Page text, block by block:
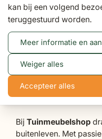
kan bij een volgend
teruggestuurd worden.
Meer informatie en
Weiger alles
Accepteer alles
Customer service
Customer
medewerker
📍Standplaats: Tiel
🕓
Bij Tuinmeubelshop
buitenleven. Met